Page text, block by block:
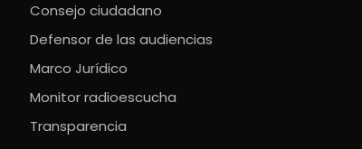
Consejo ciudadano
Defensor de las audiencias
Marco Jurídico
Monitor radioescucha
Transparencia